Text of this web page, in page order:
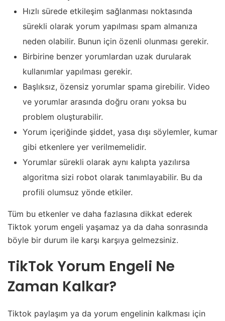
Hızlı sürede etkileşim sağlanması noktasında
sürekli olarak yorum yapılması spam almanıza
neden olabilir. Bunun için özenli olunması gerekir.
Birbirine benzer yorumlardan uzak durularak
kullanımlar yapılması gerekir.
Başlıksız, özensiz yorumlar spama girebilir. Video
ve yorumlar arasında doğru oranı yoksa bu
problem oluşturabilir.
Yorum içeriğinde şiddet, yasa dışı söylemler, kumar
gibi etkenlere yer verilmemelidir.
Yorumlar sürekli olarak aynı kalıpta yazılırsa
algoritma sizi robot olarak tanımlayabilir. Bu da
profili olumsuz yönde etkiler.
Tüm bu etkenler ve daha fazlasına dikkat ederek
Tiktok yorum engeli yaşamaz ya da daha sonrasında
böyle bir durum ile karşı karşıya gelmezsiniz.
TikTok Yorum Engeli Ne
Zaman Kalkar?
Tiktok paylaşım ya da yorum engelinin kalkması için